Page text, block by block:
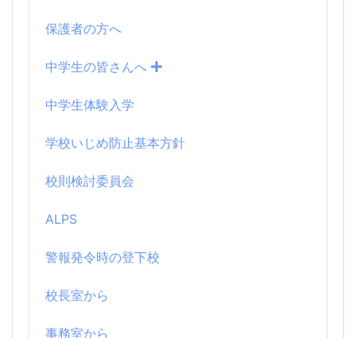
保護者の方へ
中学生の皆さんへ
中学生体験入学
学校いじめ防止基本方針
校則検討委員会
ALPS
警報発令時の登下校
校長室から
事務室から